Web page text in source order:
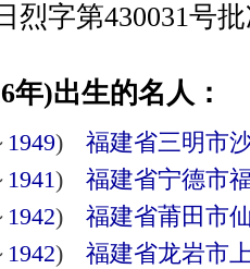
烈字第430031号
)出生的名人：
1949) 福建省三明市
1941) 福建省宁德市
1942) 福建省莆田市
1942) 福建省龙岩市